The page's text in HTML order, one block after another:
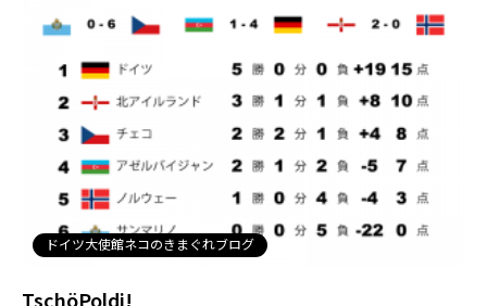
ドイツ大使館ネコのきまぐれブログ
TschöPoldi!